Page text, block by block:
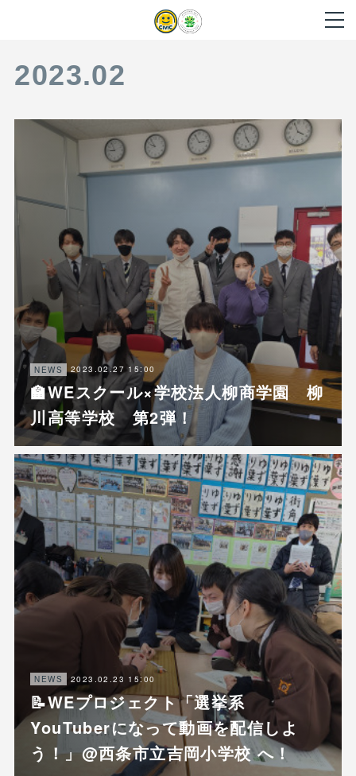
2023.02
NEWS 2023.02.27 15:00
🏫WEスクール×学校法人柳商学園 柳
川高等学校 第2弾！
NEWS 2023.02.23 15:00
📝WEプロジェクト「選挙系
YouTuberになって動画を配信しよ
う！」@西条市立吉岡小学校 へ！